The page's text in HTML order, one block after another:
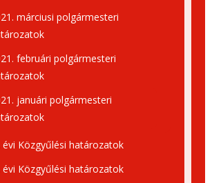
márciusi polgármesteri
februári polgármesteri
januári polgármesteri
évi Közgyűlési határozatok
évi Közgyűlési határozatok